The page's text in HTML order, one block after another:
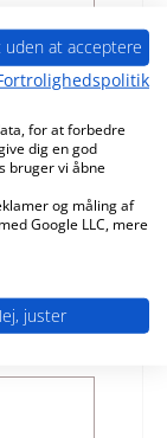
at acceptere
for at forbedre
dig en god
bruger vi åbne
og måling af
Google LLC, mere
juster